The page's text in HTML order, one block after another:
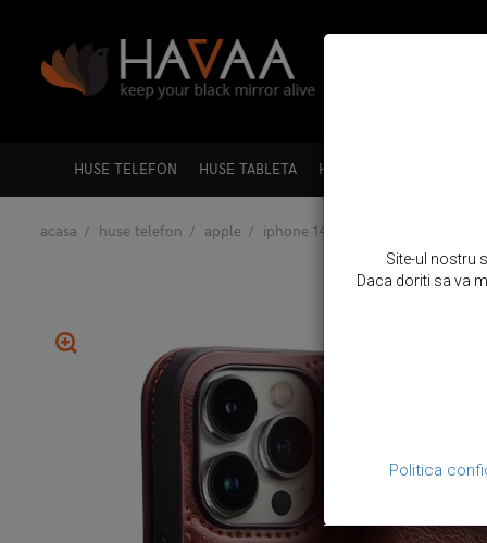
HUSE TELEFON HUSE TABLETA HUSE LAPTOP
acasa huse telefon apple iphone 14 pro max husa din
Site-ul nostru
Daca doriti sa va
Politica